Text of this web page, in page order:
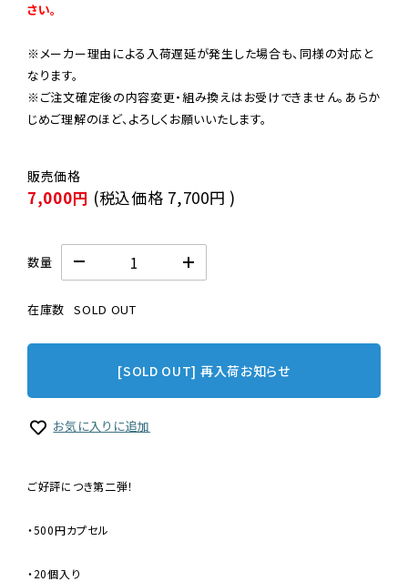
さい。
※メーカー理由による入荷遅延が発生した場合も、同様の対応と
なります。
※ご注文確定後の内容変更・組み換えはお受けできません。あらか
じめご理解のほど、よろしくお願いいたします。
7,000円 (税込価格 7,700円 )
数量
在庫数 SOLD OUT
[SOLD OUT] 再入荷お知らせ
お気に入りに追加
ご好評につき第二弾！
・500円カプセル
・20個入り